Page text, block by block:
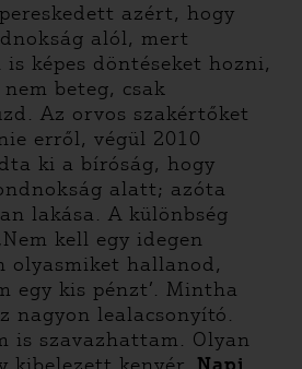
azért, hogy
alól, mert
képes döntéseket hozni,
beteg, csak
Az orvos szakértőket
erről, végül 2010
ki a bíróság, hogy
alatt; azóta
lakása. A különbség
kell egy idegen
olyasmiket hallanod,
egy kis pénzt’. Mintha
nagyon lealacsonyító.
is szavazhattam. Olyan